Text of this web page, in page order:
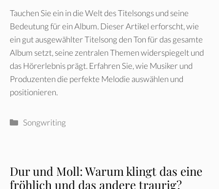
Tauchen Sie ein in die Welt des Titelsongs und seine
Bedeutung für ein Album. Dieser Artikel erforscht, wie
ein gut ausgewählter Titelsong den Ton für das gesamte
Album setzt, seine zentralen Themen widerspiegelt und
das Hörerlebnis prägt. Erfahren Sie, wie Musiker und
Produzenten die perfekte Melodie auswählen und
positionieren.
Kategorien
Songwriting
Dur und Moll: Warum klingt das eine
fröhlich und das andere traurig?